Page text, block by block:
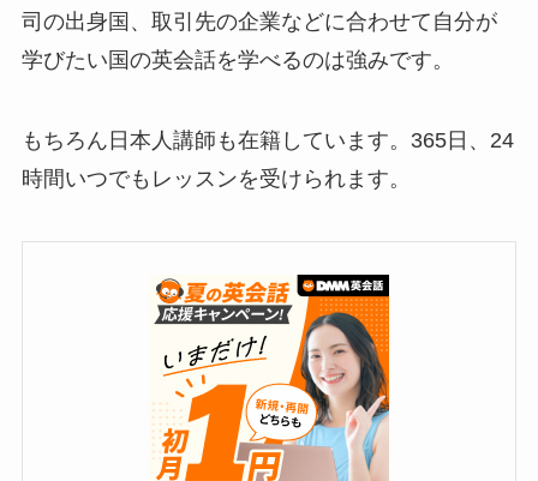
司の出身国、取引先の企業などに合わせて 自分が
学びたい国の英会話を学べるのは強みです。
もちろん日本人講師も在籍しています。365日、24
時間いつでもレッスンを受けられます。